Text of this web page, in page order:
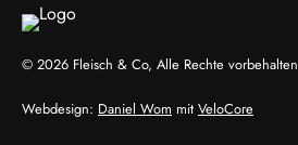
© 2026 Fleisch & Co, Alle Rechte vorbehalten
Webdesign: Daniel Wom mit VeloCore